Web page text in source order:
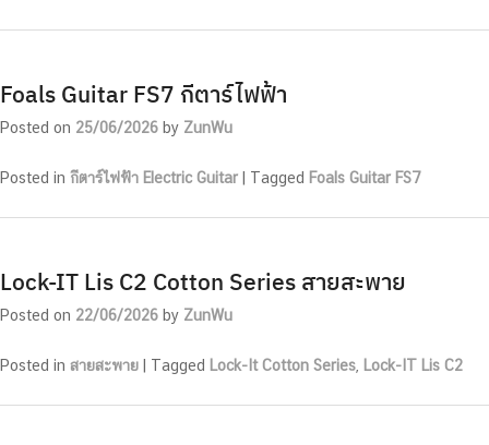
Foals Guitar FS7 กีตาร์ไฟฟ้า
Posted on 25/06/2026 by ZunWu
Posted in กีตาร์ไฟฟ้า Electric Guitar Tagged Foals Guitar FS7
Lock-IT Lis C2 Cotton Series สายสะพาย
Posted on 22/06/2026 by ZunWu
Posted in สายสะพาย Tagged Lock-It Cotton Series Lock-IT Lis C2